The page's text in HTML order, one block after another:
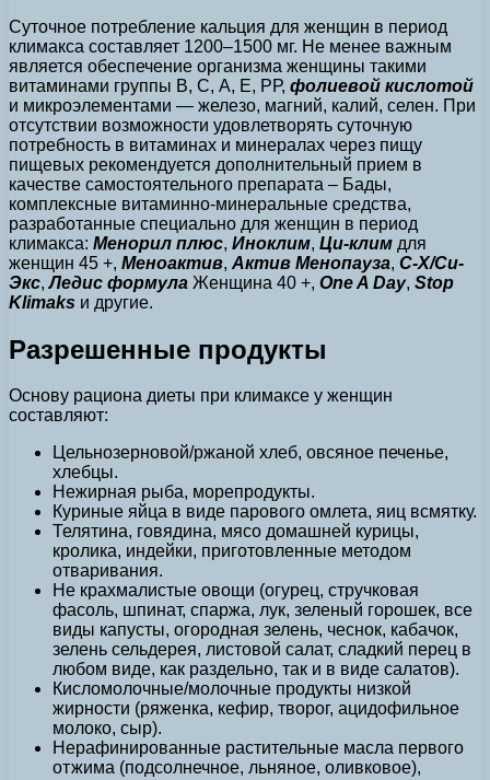
Суточное потребление кальция для женщин в период
климакса составляет 1200–1500 мг. Не менее важным
является обеспечение организма женщины такими
витаминами группы В, С, А, Е, РР, фолиевой кислотой
и микроэлементами — железо, магний, калий, селен. При
отсутствии возможности удовлетворять суточную
потребность в витаминах и минералах через пищу
пищевых рекомендуется дополнительный прием в
качестве самостоятельного препарата – Бады,
комплексные витаминно-минеральные средства,
разработанные специально для женщин в период
климакса: Менорил плюс, Иноклим, Ци-клим для
женщин 45 +, Меноактив, Актив Менопауза, C-X/Си-
Экс,Ледис формула Женщина 40 +, One A Day, Stop
Klimaks и другие.
Разрешенные продукты
Основу рациона диеты при климаксе у женщин
составляют:
Цельнозерновой/ржаной хлеб, овсяное печенье,
хлебцы.
Нежирная рыба, морепродукты.
Куриные яйца в виде парового омлета, яиц всмятку.
Телятина, говядина, мясо домашней курицы,
кролика, индейки, приготовленные методом
отваривания.
Не крахмалистые овощи (огурец, стручковая
фасоль, шпинат, спаржа, лук, зеленый горошек, все
виды капусты, огородная зелень, чеснок, кабачок,
зелень сельдерея, листовой салат, сладкий перец в
любом виде, как раздельно, так и в виде салатов).
Кисломолочные/молочные продукты низкой
жирности (ряженка, кефир, творог, ацидофильное
молоко, сыр).
Нерафинированные растительные масла первого
отжима (подсолнечное, льняное, оливковое),